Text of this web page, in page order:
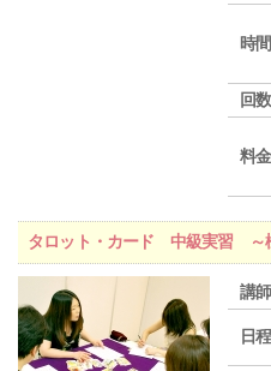
時間
回数
料金
タロット・カード 中級実習 ～
講師
日程